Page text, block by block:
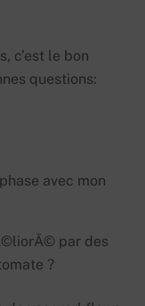
c’est le bon
questions:
avec mon
par des
?